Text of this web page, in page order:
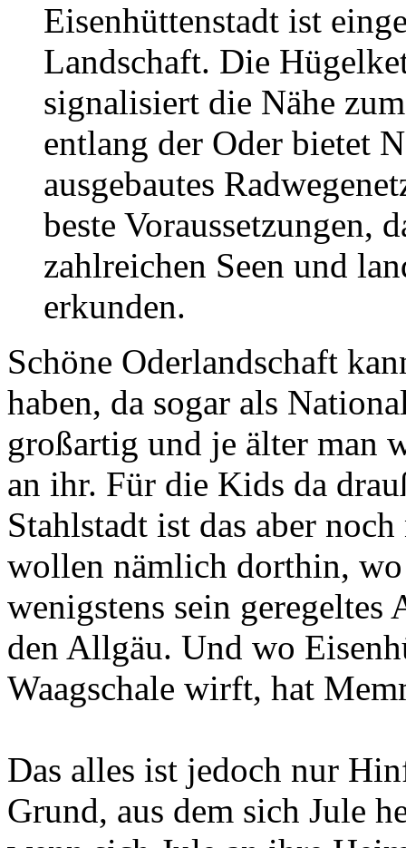
Eisenhüttenstadt ist
Landschaft. Die
signalisiert die Nähe
entlang der Oder bietet
ausgebautes
beste Voraussetzungen,
zahlreichen Seen und
erkunden.
Schöne Oderlandschaft
haben, da sogar als
großartig und je älter man
an ihr. Für die Kids da
Stahlstadt ist das aber
wollen nämlich dorthin,
wenigstens sein
den Allgäu. Und wo
Waagschale wirft, hat
Das alles ist jedoch nur
Grund, aus dem sich Jule